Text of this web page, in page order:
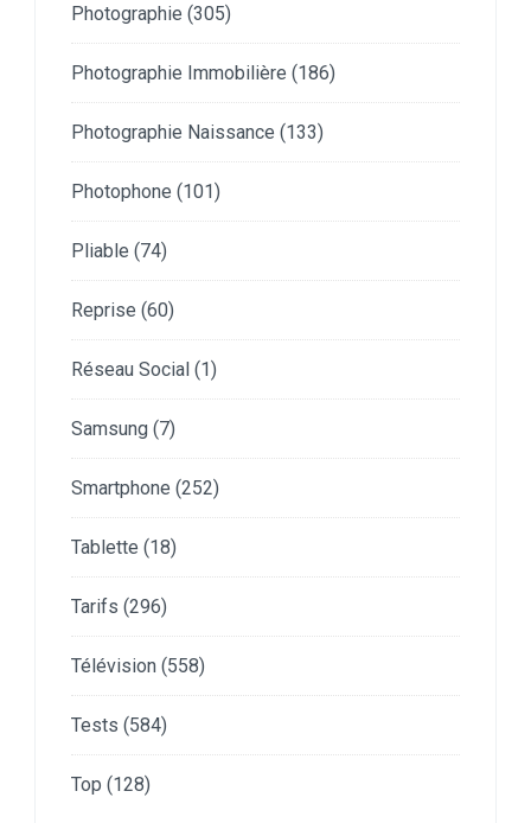
Photographie (305)
Photographie Immobilière (186)
Photographie Naissance (133)
Photophone (101)
Pliable (74)
Reprise (60)
Réseau Social (1)
Samsung (7)
Smartphone (252)
Tablette (18)
Tarifs (296)
Télévision (558)
Tests (584)
Top (128)